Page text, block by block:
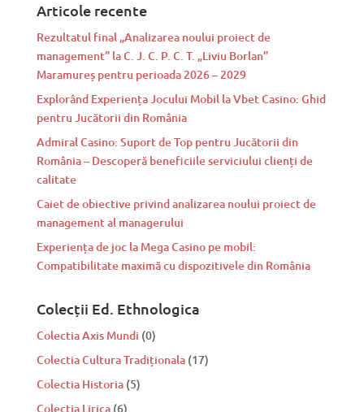
Articole recente
Rezultatul final „Analizarea noului proiect de
management” la C. J. C. P. C. T. „Liviu Borlan”
Maramureș pentru perioada 2026 – 2029
Explorând Experiența Jocului Mobil la Vbet Casino: Ghid
pentru Jucătorii din România
Admiral Casino: Suport de Top pentru Jucătorii din
România – Descoperă beneficiile serviciului clienți de
calitate
Caiet de obiective privind analizarea noului proiect de
management al managerului
Experiența de joc la Mega Casino pe mobil:
Compatibilitate maximă cu dispozitivele din România
Colecții Ed. Ethnologica
Colectia Axis Mundi (0)
Colectia Cultura Tradiționala (17)
Colectia Historia (5)
Colectia Lirica (6)